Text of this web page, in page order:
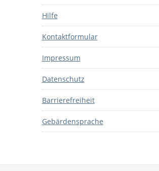
Hilfe
Kontaktformular
Impressum
Datenschutz
Barrierefreiheit
Gebärdensprache